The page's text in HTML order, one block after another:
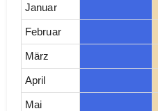
Januar
Februar
März
April
Mai